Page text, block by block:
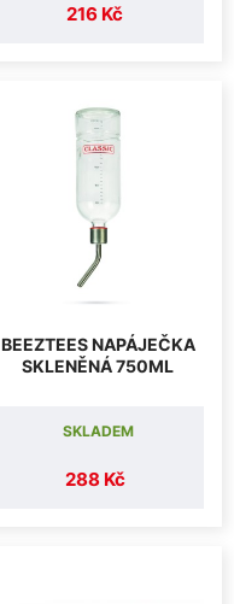
216 Kč
BEEZTEES NAPÁJEČKA
SKLENĚNÁ 750ML
288 Kč
SKLADEM